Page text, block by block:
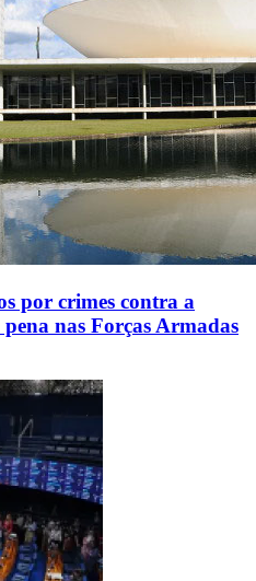
por crimes contra a
nas Forças Armadas